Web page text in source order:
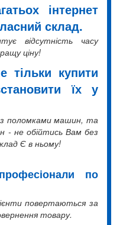
інтернет
склад.
відсутність часу
ціну!
купити
їх у
з поломками машин, та
- не обійтись Вам без
Є в ньому!
по
повертаються за
товару.